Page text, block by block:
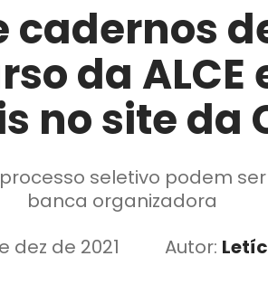
cadernos
da ALCE
no site da
seletivo podem
banca organizadora
dez de 2021
Autor: